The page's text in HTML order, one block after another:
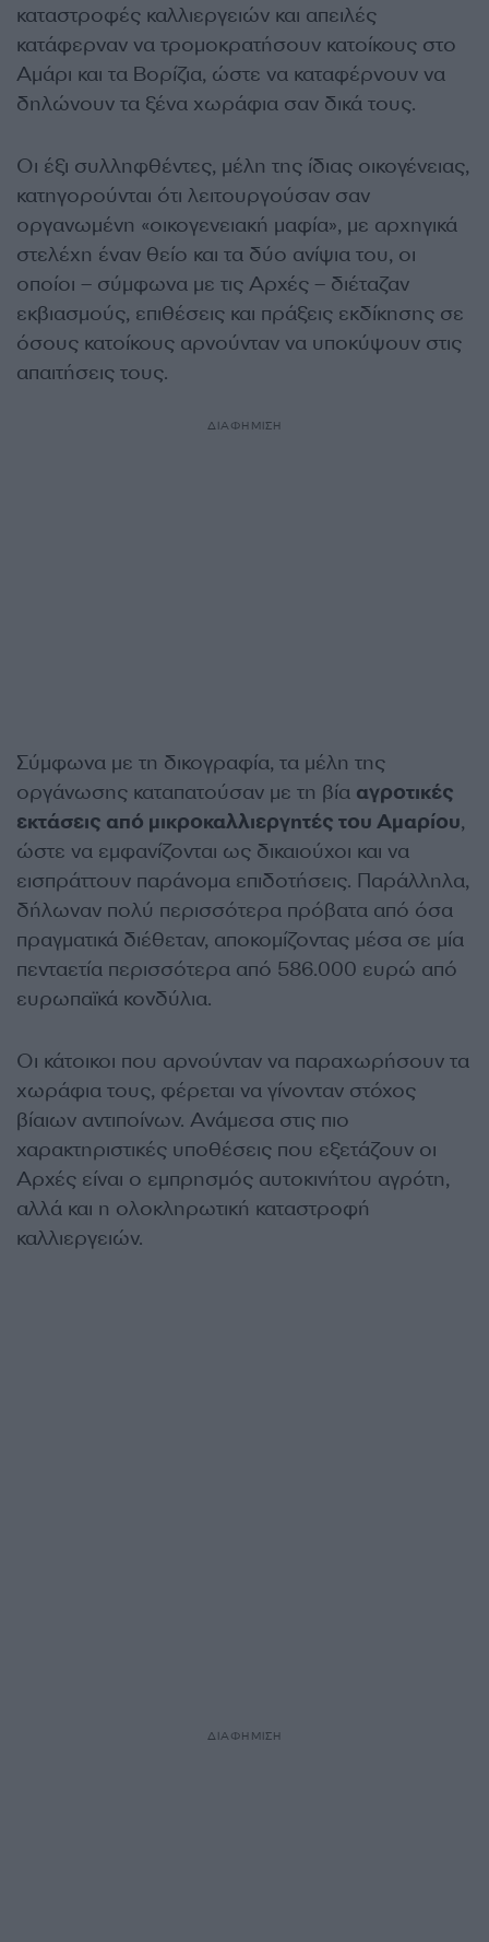
καταστροφές καλλιεργειών και απειλές
κατάφερναν να τρομοκρατήσουν κατοίκους στο
Αμάρι και τα Βορίζια, ώστε να καταφέρνουν να
δηλώνουν τα ξένα χωράφια σαν δικά τους.
Οι έξι συλληφθέντες, μέλη της ίδιας οικογένειας,
κατηγορούνται ότι λειτουργούσαν σαν
οργανωμένη «οικογενειακή μαφία», με αρχηγικά
στελέχη έναν θείο και τα δύο ανίψια του, οι
οποίοι – σύμφωνα με τις Αρχές – διέταζαν
εκβιασμούς, επιθέσεις και πράξεις εκδίκησης σε
όσους κατοίκους αρνούνταν να υποκύψουν στις
απαιτήσεις τους.
ΔΙΑΦΗΜΙΣΗ
Σύμφωνα με τη δικογραφία, τα μέλη της
οργάνωσης καταπατούσαν με τη βία αγροτικές
εκτάσεις από μικροκαλλιεργητές του Αμαρίου,
ώστε να εμφανίζονται ως δικαιούχοι και να
εισπράττουν παράνομα επιδοτήσεις. Παράλληλα,
δήλωναν πολύ περισσότερα πρόβατα από όσα
πραγματικά διέθεταν, αποκομίζοντας μέσα σε μία
πενταετία περισσότερα από 586.000 ευρώ από
ευρωπαϊκά κονδύλια.
Οι κάτοικοι που αρνούνταν να παραχωρήσουν τα
χωράφια τους, φέρεται να γίνονταν στόχος
βίαιων αντιποίνων. Ανάμεσα στις πιο
χαρακτηριστικές υποθέσεις που εξετάζουν οι
Αρχές είναι ο εμπρησμός αυτοκινήτου αγρότη,
αλλά και η ολοκληρωτική καταστροφή
καλλιεργειών.
ΔΙΑΦΗΜΙΣΗ